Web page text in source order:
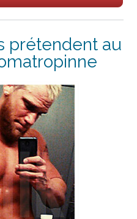
prétendent au